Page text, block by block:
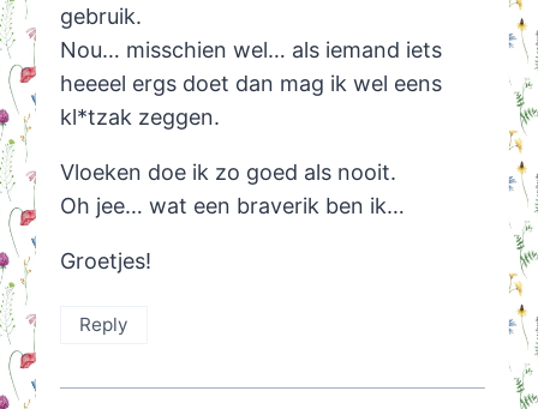
gebruik.
Nou… misschien wel… als iemand iets
heeeel ergs doet dan mag ik wel eens
kl*tzak zeggen.
Vloeken doe ik zo goed als nooit.
Oh jee… wat een braverik ben ik…
Groetjes!
Reply